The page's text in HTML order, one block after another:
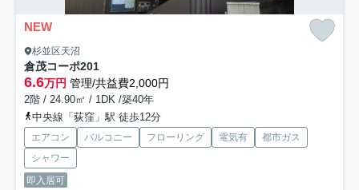
NEW
杉並区天沼
倉茂コーポ201
6.6万円 管理/共益費2,000円
2階 / 24.90㎡ / 1DK /築40年
中央線「荻窪」駅 徒歩12分
エアコン バルコニー フローリング 電気有
都市ガス
シャワー
即入居可